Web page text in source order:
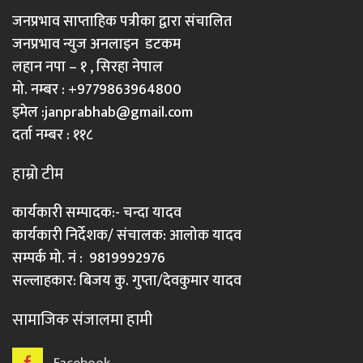
जनप्रभाव साप्ताहिक पत्रीका द्वारा संचालित
जनप्रभाव न्युज अनलाइन डटकम
लहान नपा – १ , सिरहा नेपाल
मो. नम्बर : +9779863964800
इमेल :janprabhab@gmail.com
दर्ता नम्बर : ११८
हाम्रो टीम
कार्यकारी सम्पादक:- चन्दा यादव
कार्यकारी निर्देशक/ संचालक: आलोक यादव
सम्पर्क मो. नं : 9819992976
सल्लाहकार: बिजय कु. गुप्ता/देवकुमार यादव
सामाजिक संजालमा हामी